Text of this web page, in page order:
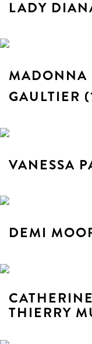
LADY
MADONNA
GAULTIER
VANESSA
DEMI
THIERRY